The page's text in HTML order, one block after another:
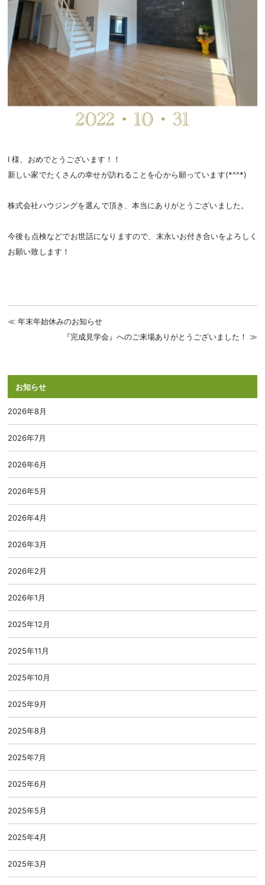
I 様、おめでとうございます！！
新しい家でたくさんの幸せが訪れることを心から願っています(*^^*)
株式会社ハウジングを選んで頂き、本当にありがとうございました。
今後も点検などでお世話になりますので、末永いお付き合いをよろしく
お願い致します！
年末年始休みのお知らせ
『完成見学会』へのご来場ありがとうございました！
お知らせ
2026年8月
2026年7月
2026年6月
2026年5月
2026年4月
2026年3月
2026年2月
2026年1月
2025年12月
2025年11月
2025年10月
2025年9月
2025年8月
2025年7月
2025年6月
2025年5月
2025年4月
2025年3月